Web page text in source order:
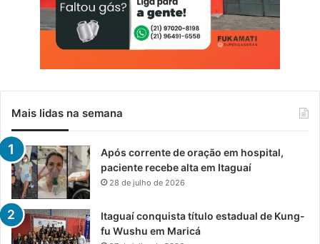
Mais lidas na semana
Após corrente de oração em hospital,
paciente recebe alta em Itaguaí
28 de julho de 2026
Itaguaí conquista título estadual de Kung-
fu Wushu em Maricá